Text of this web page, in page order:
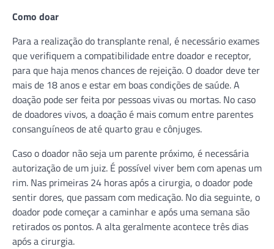
Como doar
Para a realização do transplante renal, é necessário exames
que verifiquem a compatibilidade entre doador e receptor,
para que haja menos chances de rejeição. O doador deve ter
mais de 18 anos e estar em boas condições de saúde. A
doação pode ser feita por pessoas vivas ou mortas. No caso
de doadores vivos, a doação é mais comum entre parentes
consanguíneos de até quarto grau e cônjuges.
Caso o doador não seja um parente próximo, é necessária
autorização de um juiz. É possível viver bem com apenas um
rim. Nas primeiras 24 horas após a cirurgia, o doador pode
sentir dores, que passam com medicação. No dia seguinte, o
doador pode começar a caminhar e após uma semana são
retirados os pontos. A alta geralmente acontece três dias
após a cirurgia.